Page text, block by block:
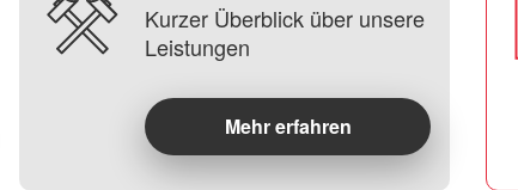
Kurzer Überblick über unsere
Leistungen
Mehr erfahren